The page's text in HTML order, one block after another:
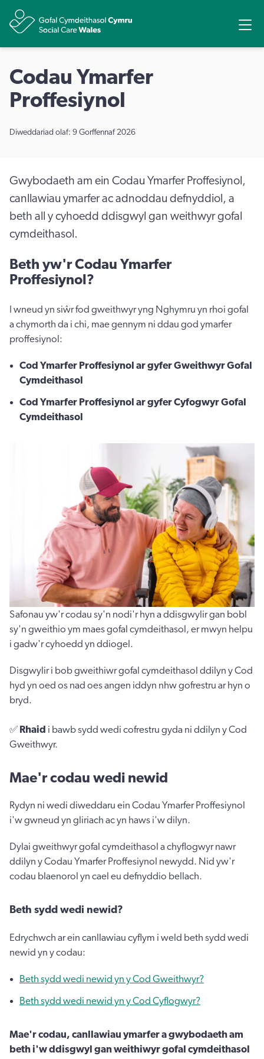
Codau Ymarfer
Proffesiynol
Diweddariad olaf: 9 Gorffennaf 2026
Gwybodaeth am ein Codau Ymarfer Proffesiynol,
canllawiau ymarfer ac adnoddau defnyddiol, a
beth all y cyhoedd ddisgwyl gan weithwyr gofal
cymdeithasol.
Beth yw'r Codau Ymarfer
Proffesiynol?
I wneud yn siŵr fod gweithwyr yng Nghymru yn rhoi gofal
a chymorth da i chi, mae gennym ni ddau god ymarfer
proffesiynol:
Cod Ymarfer Proffesiynol ar gyfer Gweithwyr Gofal
Cymdeithasol
Cod Ymarfer Proffesiynol ar gyfer Cyfogwyr Gofal
Cymdeithasol
Safonau yw'r codau sy'n nodi'r hyn a ddisgwylir gan bobl
sy'n gweithio ym maes gofal cymdeithasol, er mwyn helpu
i gadw'r cyhoedd yn ddiogel.
Disgwylir i bob gweithiwr gofal cymdeithasol ddilyn y Cod
hyd yn oed os nad oes angen iddyn nhw gofrestru ar hyn o
bryd.
✅ Rhaid i bawb sydd wedi cofrestru gyda ni ddilyn y Cod
Gweithwyr.
Mae'r codau wedi newid
Rydyn ni wedi diweddaru ein Codau Ymarfer Proffesiynol
i'w gwneud yn gliriach ac yn haws i'w dilyn.
Dylai gweithwyr gofal cymdeithasol a chyflogwyr nawr
ddilyn y Codau Ymarfer Proffesiynol newydd. Nid yw'r
codau blaenorol yn cael eu defnyddio bellach.
Beth sydd wedi newid?
Edrychwch ar ein canllawiau cyflym i weld beth sydd wedi
newid yn y codau:
Beth sydd wedi newid yn y Cod Gweithwyr?
Beth sydd wedi newid yn y Cod Cyflogwyr?
Mae'r codau, canllawiau ymarfer a gwybodaeth am
beth i'w ddisgwyl gan weithiwyr gofal cymdeithasol